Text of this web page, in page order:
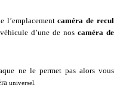
l’emplacementcaméra de recul
d’une de nos caméra de
ne le permet pas alors vous
universel.